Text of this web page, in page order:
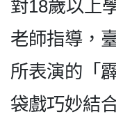
對18歲以上
老師指導，
所表演的「
袋戲巧妙結